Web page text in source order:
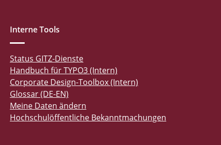
Interne Tools
Status GITZ-Dienste
Handbuch für TYPO3 (Intern)
Corporate Design-Toolbox (Intern)
Glossar (DE-EN)
Meine Daten ändern
Hochschulöffentliche Bekanntmachungen